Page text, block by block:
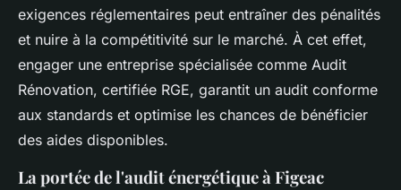
exigences réglementaires peut entraîner des pénalités
et nuire à la compétitivité sur le marché. À cet effet,
engager une entreprise spécialisée comme Audit
Rénovation, certifiée RGE, garantit un audit conforme
aux standards et optimise les chances de bénéficier
des aides disponibles.
La portée de l'audit énergétique à Figeac